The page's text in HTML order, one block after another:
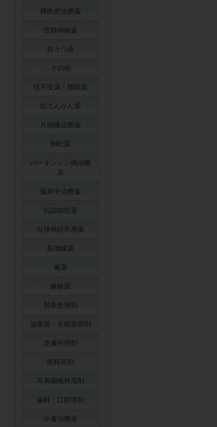
膵疾患治療薬
抗精神病薬
抗うつ薬
その他
抗不安薬・睡眠薬
抗てんかん薬
片頭痛治療薬
制吐薬
パーキンソン病治療
薬
脳卒中治療薬
抗認知症薬
自律神経作用薬
筋弛緩薬
麻薬
麻酔薬
腎疾患用剤
泌尿器・生殖器用剤
皮膚科用剤
眼科用剤
耳鼻咽喉科用剤
歯科・口腔溶剤
中毒治療薬